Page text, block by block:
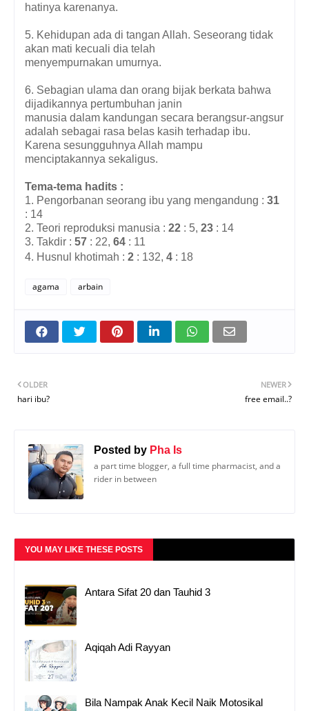
hatinya karenanya.
5. Kehidupan ada di tangan Allah. Seseorang tidak
akan mati kecuali dia telah
menyempurnakan umurnya.
6. Sebagian ulama dan orang bijak berkata bahwa
dijadikannya pertumbuhan janin
manusia dalam kandungan secara berangsur-angsur
adalah sebagai rasa belas kasih terhadap ibu.
Karena sesungguhnya Allah mampu
menciptakannya sekaligus.
Tema-tema hadits :
1. Pengorbanan seorang ibu yang mengandung : 31
: 14
2. Teori reproduksi manusia : 22 : 5, 23 : 14
3. Takdir : 57 : 22, 64 : 11
4. Husnul khotimah : 2 : 132, 4 : 18
agama arbain
NEWER
free email..?
OLDER
hari ibu?
Posted by Pha Is
a part time blogger, a full time pharmacist, and a
rider in between
YOU MAY LIKE THESE POSTS
Antara Sifat 20 dan Tauhid 3
Aqiqah Adi Rayyan
Bila Nampak Anak Kecil Naik Motosikal